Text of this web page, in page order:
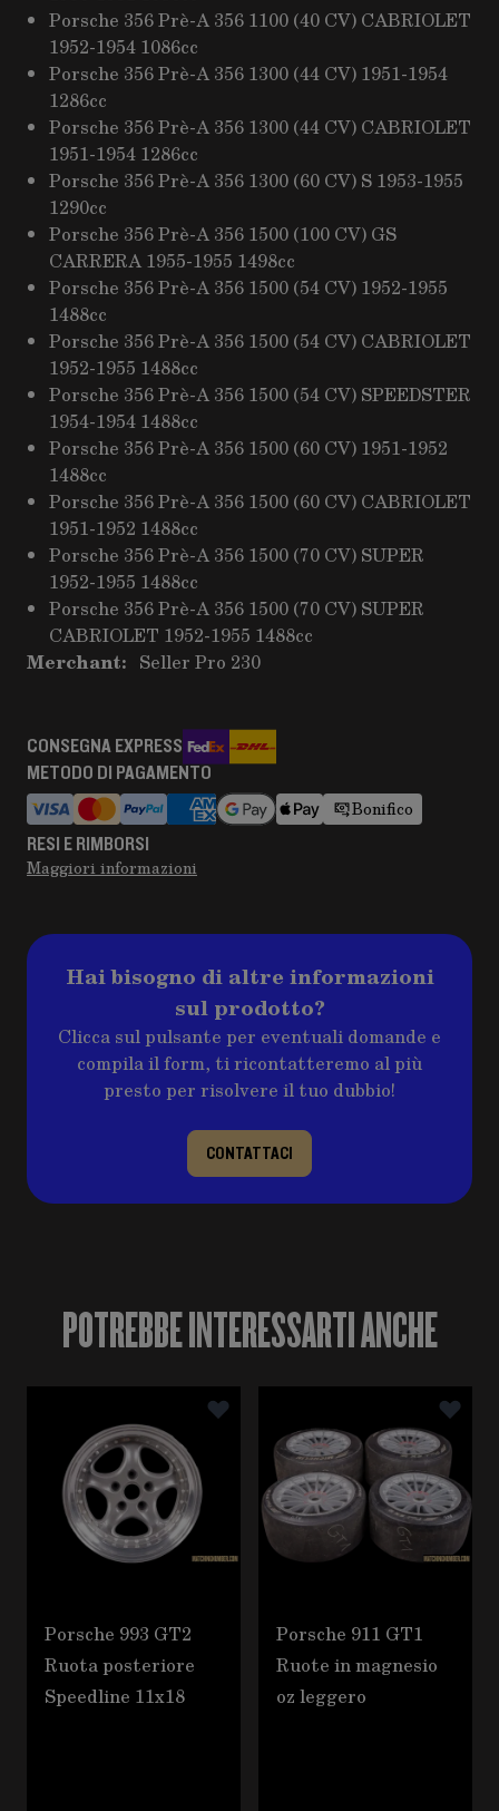
Porsche 356 Prè-A 356 1100 (40 CV) CABRIOLET
1952-1954 1086cc
Porsche 356 Prè-A 356 1300 (44 CV) 1951-1954
1286cc
Porsche 356 Prè-A 356 1300 (44 CV) CABRIOLET
1951-1954 1286cc
Porsche 356 Prè-A 356 1300 (60 CV) S 1953-1955
1290cc
Porsche 356 Prè-A 356 1500 (100 CV) GS
CARRERA 1955-1955 1498cc
Porsche 356 Prè-A 356 1500 (54 CV) 1952-1955
1488cc
Porsche 356 Prè-A 356 1500 (54 CV) CABRIOLET
1952-1955 1488cc
Porsche 356 Prè-A 356 1500 (54 CV) SPEEDSTER
1954-1954 1488cc
Porsche 356 Prè-A 356 1500 (60 CV) 1951-1952
1488cc
Porsche 356 Prè-A 356 1500 (60 CV) CABRIOLET
1951-1952 1488cc
Porsche 356 Prè-A 356 1500 (70 CV) SUPER
1952-1955 1488cc
Porsche 356 Prè-A 356 1500 (70 CV) SUPER
CABRIOLET 1952-1955 1488cc
Merchant: Seller Pro 230
CONSEGNA EXPRESS
METODO DI PAGAMENTO
Bonifico
RESI E RIMBORSI
Maggiori informazioni
Hai bisogno di altre informazioni
sul prodotto?
Clicca sul pulsante per eventuali domande e
compila il form, ti ricontatteremo al più
presto per risolvere il tuo dubbio!
CONTATTACI
POTREBBE INTERESSARTI ANCHE
È possibile navigare tra gli elementi del carosello
Premere per saltare il carosello
Porsche 993 GT2
Ruota posteriore
Speedline 11x18
Porsche 911 GT1
Ruote in magnesio
oz leggero